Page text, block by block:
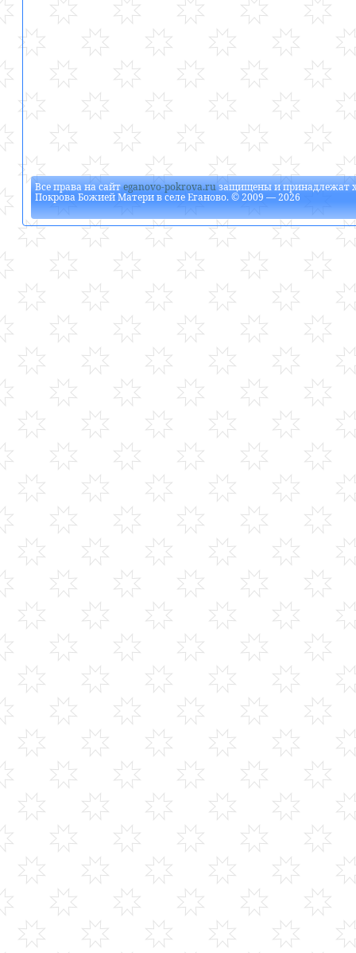
Все права на сайтeganovo-pokrova.ruзащищены и принадлежат
Покрова Божией Матери в селе Еганово. © 2009 — 2026